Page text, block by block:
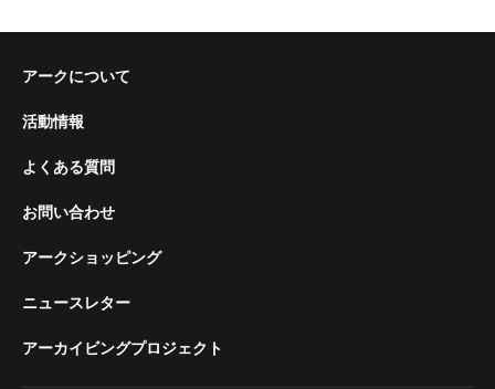
アークについて
活動情報
よくある質問
お問い合わせ
アークショッピング
ニュースレター
アーカイビングプロジェクト